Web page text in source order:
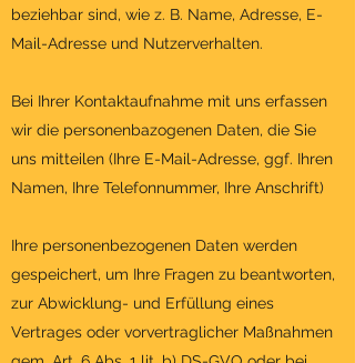
beziehbar sind, wie z. B. Name, Adresse, E-
Mail-Adresse und Nutzerverhalten.
Bei Ihrer Kontaktaufnahme mit uns erfassen
wir die personenbazogenen Daten, die Sie
uns mitteilen (Ihre E-Mail-Adresse, ggf. Ihren
Namen, Ihre Telefonnummer, Ihre Anschrift)
Ihre personenbezogenen Daten werden
gespeichert, um Ihre Fragen zu beantworten,
zur Abwicklung- und Erfüllung eines
Vertrages oder vorvertraglicher Maßnahmen